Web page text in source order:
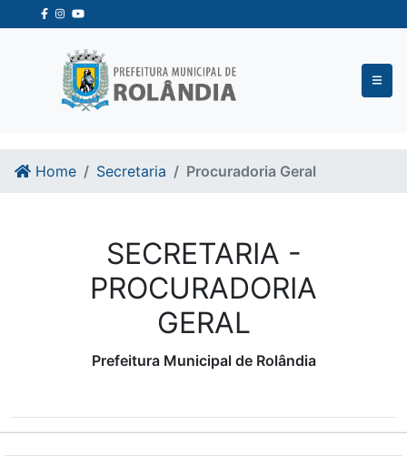
Ir para o conteudo
Ir para o fim do conteudo
Home Secretaria Procuradoria Geral
SECRETARIA -
PROCURADORIA
GERAL
Prefeitura Municipal de Rolândia